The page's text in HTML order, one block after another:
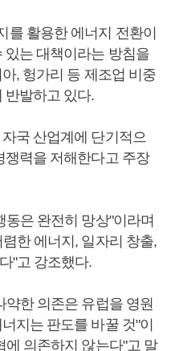
를 활용한 에너지 전환이
있는 대책이라는 방침을
, 헝가리 등 제조업 비중
반발하고 있다.
국 산업계에 단기적으
쟁력을 저해한다고 주장
은 완전히 망상"이라며
한 에너지, 일자리 창출,
"고 강조했다.
약한 의존은 유럽을 영원
지는 판도를 바꿀 것"이
에 의존하지 않는다"고 말